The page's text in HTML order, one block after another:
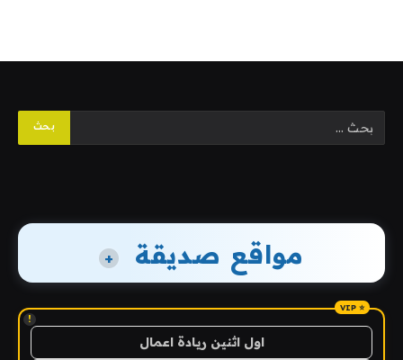
مواقع صديقة +
!
اول اثنين ريادة اعمال